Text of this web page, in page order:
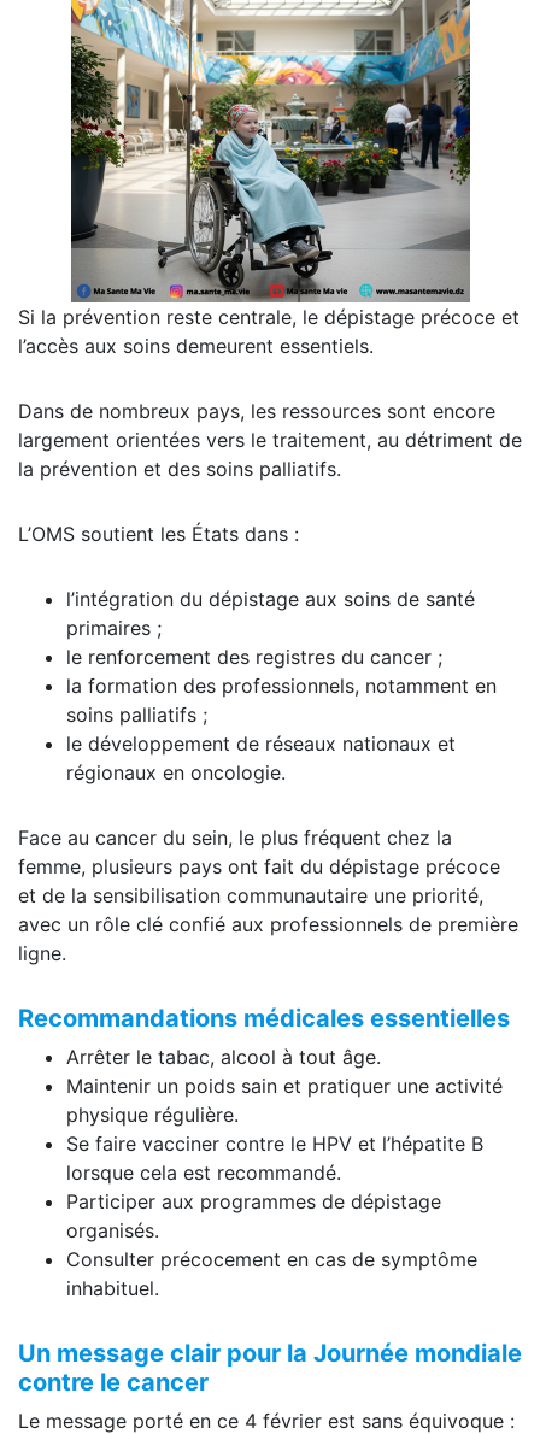
Si la prévention reste centrale, le dépistage précoce et
l’accès aux soins demeurent essentiels.
Dans de nombreux pays, les ressources sont encore
largement orientées vers le traitement, au détriment de
la prévention et des soins palliatifs.
L’OMS soutient les États dans :
l’intégration du dépistage aux soins de santé
primaires ;
le renforcement des registres du cancer ;
la formation des professionnels, notamment en
soins palliatifs ;
le développement de réseaux nationaux et
régionaux en oncologie.
Face au cancer du sein, le plus fréquent chez la
femme, plusieurs pays ont fait du dépistage précoce
et de la sensibilisation communautaire une priorité,
avec un rôle clé confié aux professionnels de première
ligne.
Recommandations médicales essentielles
Arrêter le tabac, alcool à tout âge.
Maintenir un poids sain et pratiquer une activité
physique régulière.
Se faire vacciner contre le HPV et l’hépatite B
lorsque cela est recommandé.
Participer aux programmes de dépistage
organisés.
Consulter précocement en cas de symptôme
inhabituel.
Un message clair pour la Journée mondiale
contre le cancer
Le message porté en ce 4 février est sans équivoque :